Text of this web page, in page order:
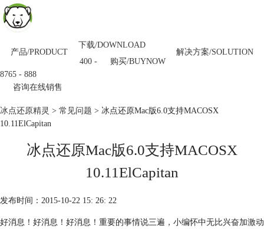
产品/PRODUCT 解决方案/SOLUTION
下载/DOWNLOAD
购买/BUYNOW
400 -
8765 - 888
咨询在线销售
冰点还原精灵 > 常见问题 > 冰点还原Mac版6.0支持MACOSX
10.11ElCapitan
冰点还原Mac版6.0支持MACOSX
10.11ElCapitan
发布时间：2015-10-22 15: 26: 22
好消息！好消息！好消息！重要的事情说三遍，小编怀中无比兴奋加激动